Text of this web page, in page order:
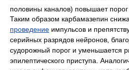
половины каналов) повышает
Таким образом карбамазепин
проведение импульсов и
серийных разрядов нейронов,
судорожный порог и уменьшается
эпилептического приступа.